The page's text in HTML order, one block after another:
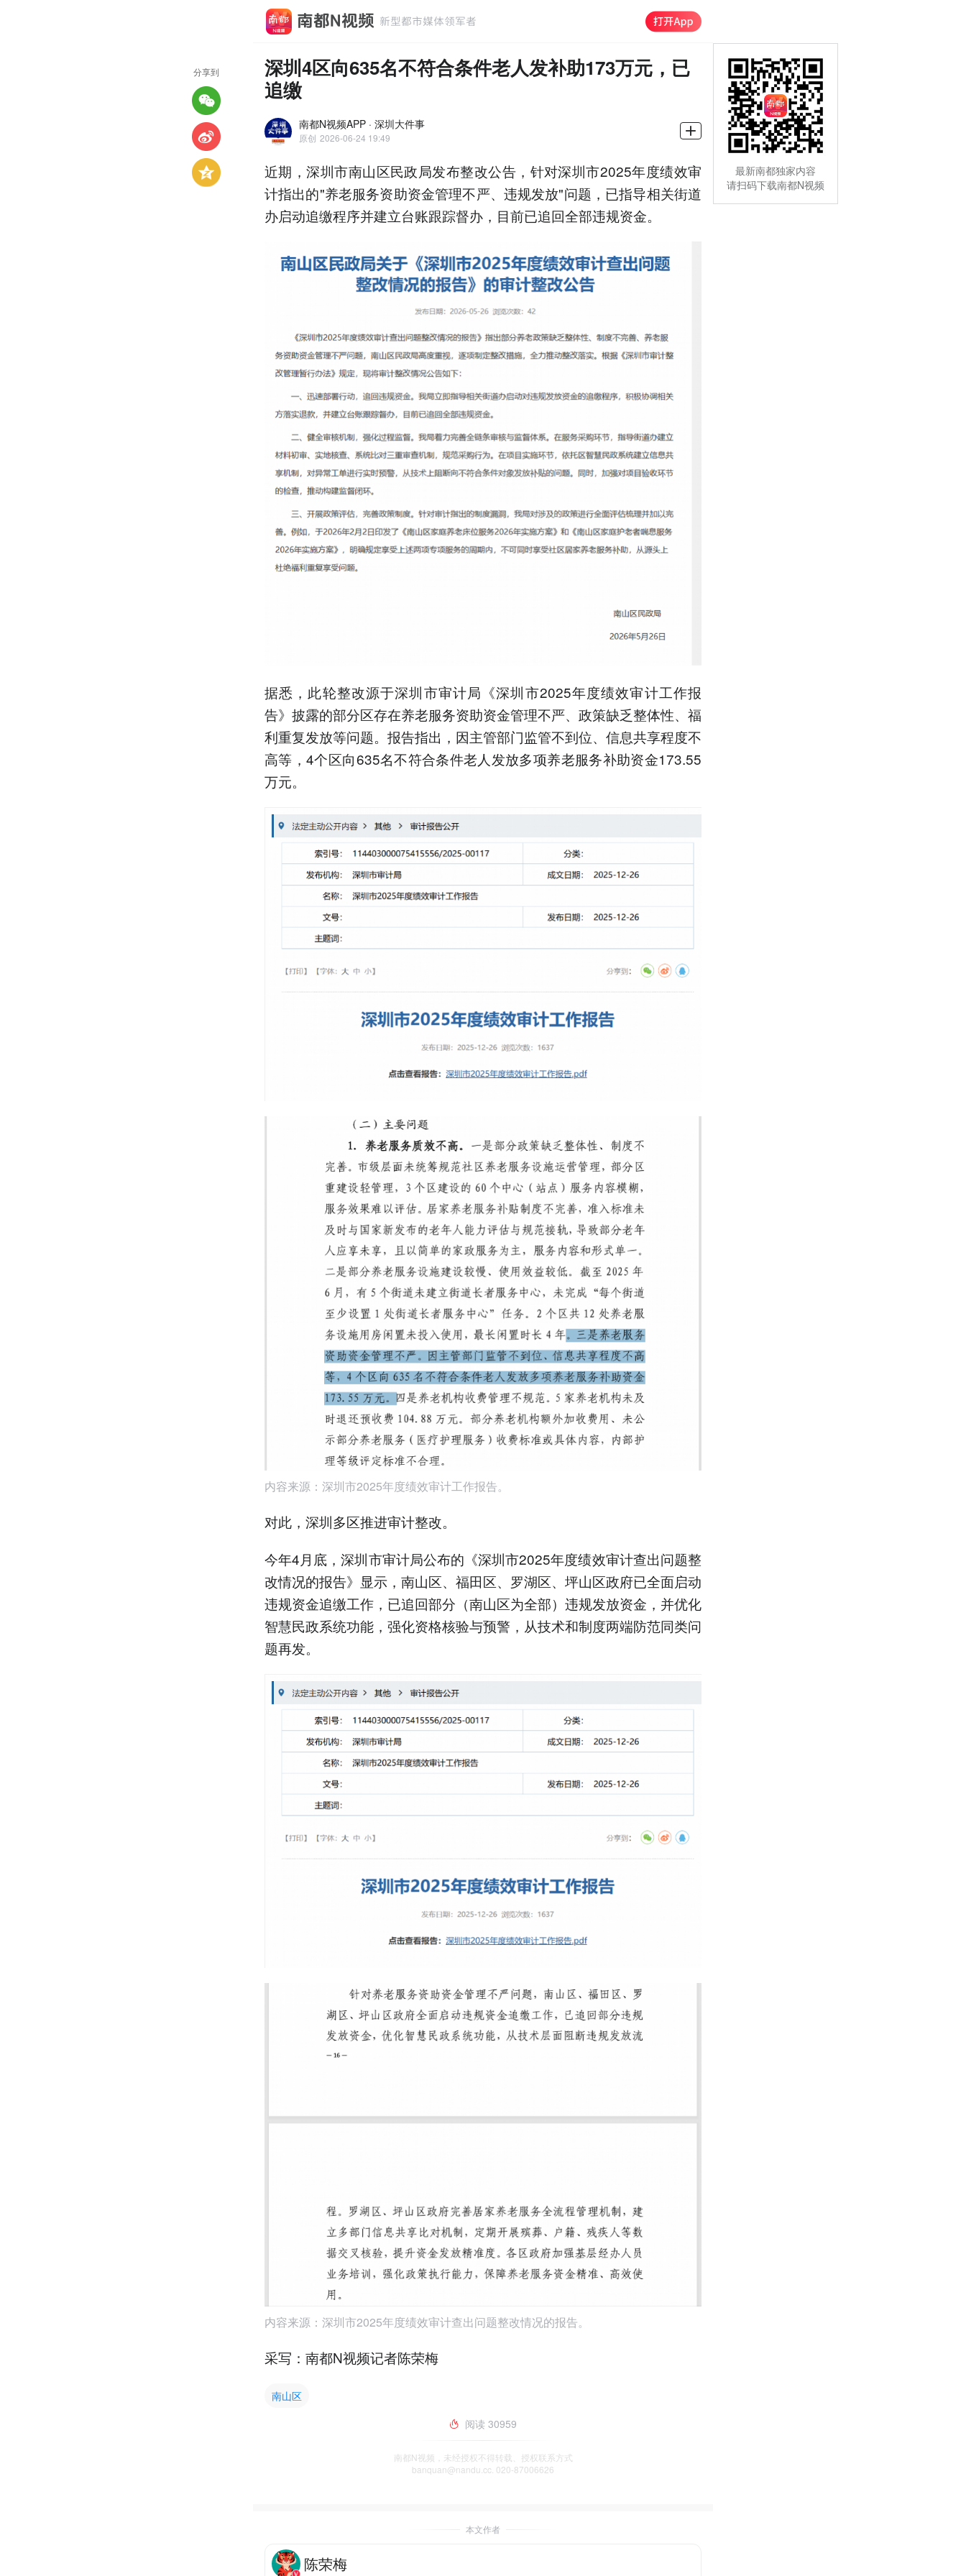
深圳4区向635名不符合条件老人发补助173万元，已
追缴
南都N视频APP · 深圳大件事
原创 2026-06-24 19:49
近期，深圳市南山区民政局发布整改公告，针对深圳市2025年度绩效审
计指出的"养老服务资助资金管理不严、违规发放"问题，已指导相关街道
办启动追缴程序并建立台账跟踪督办，目前已追回全部违规资金。
据悉，此轮整改源于深圳市审计局《深圳市2025年度绩效审计工作报
告》披露的部分区存在养老服务资助资金管理不严、政策缺乏整体性、福
利重复发放等问题。报告指出，因主管部门监管不到位、信息共享程度不
高等，4个区向635名不符合条件老人发放多项养老服务补助资金173.55
万元。
内容来源：深圳市2025年度绩效审计工作报告。
对此，深圳多区推进审计整改。
今年4月底，深圳市审计局公布的《深圳市2025年度绩效审计查出问题整
改情况的报告》显示，南山区、福田区、罗湖区、坪山区政府已全面启动
违规资金追缴工作，已追回部分（南山区为全部）违规发放资金，并优化
智慧民政系统功能，强化资格核验与预警，从技术和制度两端防范同类问
题再发。
内容来源：深圳市2025年度绩效审计查出问题整改情况的报告。
采写：南都N视频记者陈荣梅
南山区
阅读 30959
南都N视频，未经授权不得转载、授权联系方式
banquan@nandu.cc. 020-87006626
本文作者
陈荣梅
分享到
最新南都独家内容
请扫码下载南都N视频